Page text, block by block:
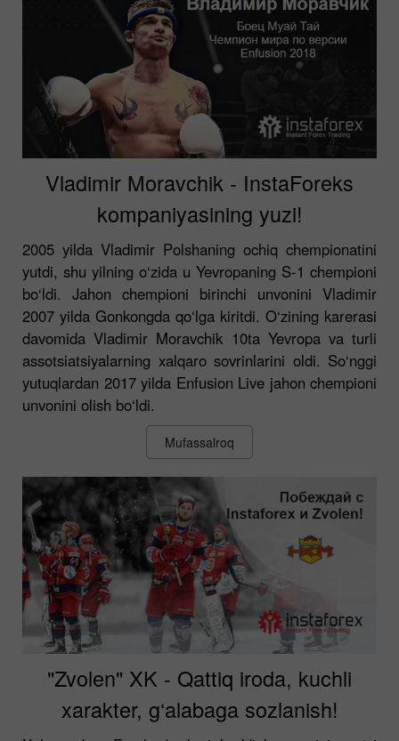
Vladimir Moravchik - InstaForeks
kompaniyasining yuzi!
2005 yilda Vladimir Polshaning ochiq chempionatini
yutdi, shu yilning o‘zida u Yevropaning S-1 chempioni
bo‘ldi. Jahon chempioni birinchi unvonini Vladimir
2007 yilda Gonkongda qo‘lga kiritdi. O‘zining karerasi
davomida Vladimir Moravchik 10ta Yevropa va turli
assotsiatsiyalarning xalqaro sovrinlarini oldi. So‘nggi
yutuqlardan 2017 yilda Enfusion Live jahon chempioni
unvonini olish bo‘ldi.
Mufassalroq
"Zvolen" XK - Qattiq iroda, kuchli
xarakter, g‘alabaga sozlanish!